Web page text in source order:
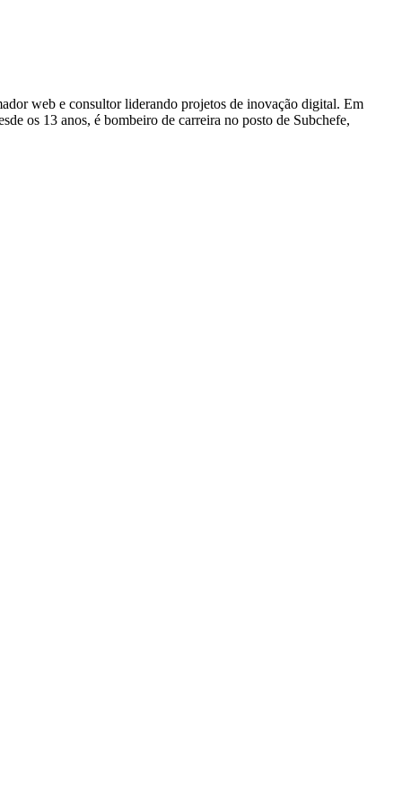
web e consultor liderando projetos de inovação digital. Em
os 13 anos, é bombeiro de carreira no posto de Subchefe,